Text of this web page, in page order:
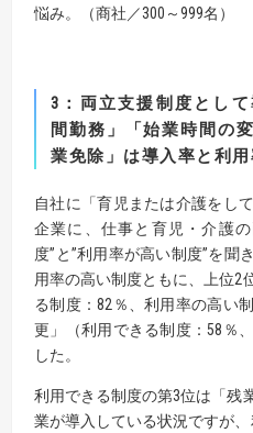
悩み。（商社／300～999名）
3 ：両立支援制度とし
間勤務」「始業時間の
業免除」は導入率と利
自社に「育児または介護をし
企業に、仕事と育児・介護
度”と”利用率が高い制度”を聞
用率の高い制度ともに、上位2
る制度：82％、利用率の高い
更」（利用できる制度：58％
した。
利用できる制度の第3位は「残
業が導入している状況ですが